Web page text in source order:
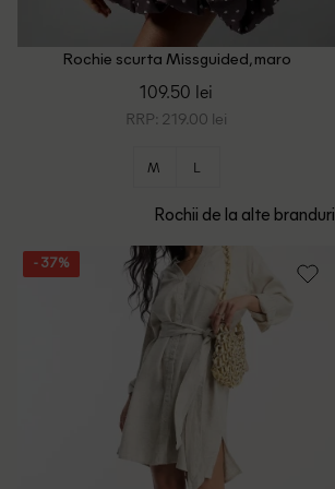
Rochie scurta Missguided, maro
109.50 lei
RRP: 219.00 lei
M L
Rochii de la alte branduri
- 37%